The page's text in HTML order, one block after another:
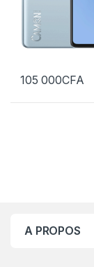
105 000CFA
A PROPOS